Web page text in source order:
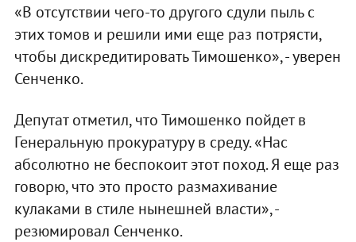
«В отсутствии чего-то другого сдули пыль с
этих томов и решили ими еще раз потрясти,
чтобы дискредитировать Тимошенко», - уверен
Сенченко.
Депутат отметил, что Тимошенко пойдет в
Генеральную прокуратуру в среду. «Нас
абсолютно не беспокоит этот поход. Я еще раз
говорю, что это просто размахивание
кулаками в стиле нынешней власти», -
резюмировал Сенченко.